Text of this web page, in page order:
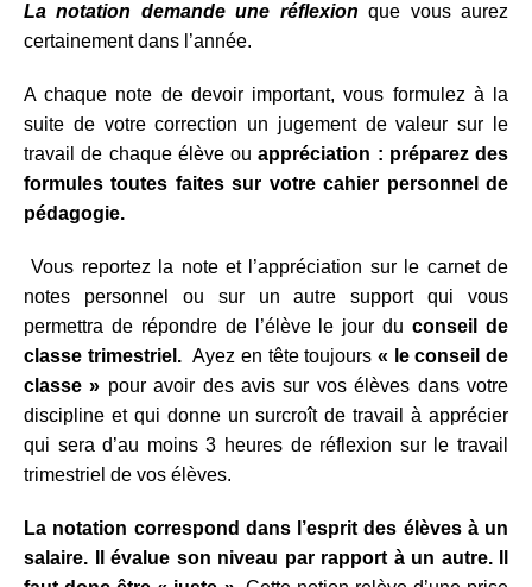
La notation demande une réflexion que vous aurez
certainement dans l’année.
A chaque note de devoir important, vous formulez à la
suite de votre correction un jugement de valeur sur le
travail de chaque élève ouappréciation : préparez des
formules toutes faites sur votre cahier personnel de
pédagogie.
Vous reportez la note et l’appréciation sur le carnet de
notes personnel ou sur un autre support qui vous
permettra de répondre de l’élève le jour duconseil de
classe trimestriel. Ayez en tête toujours « le conseil de
classe » pour avoir des avis sur vos élèves dans votre
discipline et qui donne un surcroît de travail à apprécier
qui sera d’au moins 3 heures de réflexion sur le travail
trimestriel de vos élèves.
La notation correspond dans l’esprit des élèves à un
salaire.
Il évalue son niveau par rapport à un autre. Il